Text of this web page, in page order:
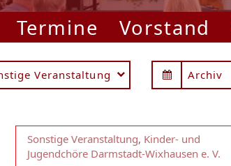
Termine Vorstand
Veranstaltung Archiv
Sonstige Veranstaltung, Kinder- und
Jugendchöre Darmstadt-Wixhausen e. V.